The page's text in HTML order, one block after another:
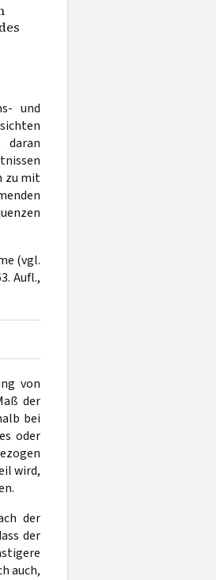
und
daran
zu mit
(vgl.
Aufl.,
von
der
bei
oder
wird,
der
der
auch,